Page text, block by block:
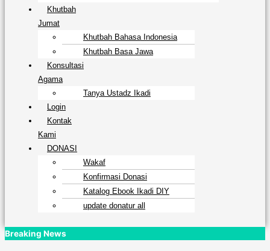
Khutbah
Jumat
Khutbah Bahasa Indonesia
Khutbah Basa Jawa
Konsultasi
Agama
Tanya Ustadz Ikadi
Login
Kontak
Kami
DONASI
Wakaf
Konfirmasi Donasi
Katalog Ebook Ikadi DIY
update donatur all
Breaking News